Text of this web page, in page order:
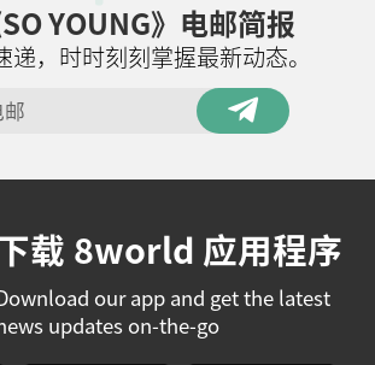
YOUNG》电邮简报
递，时时刻刻掌握最新动态。
载 8world 应用程序
our app and get the latest
updates on-the-go